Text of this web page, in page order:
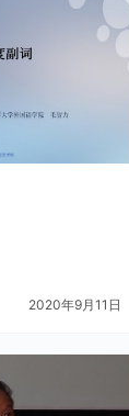
2020年9月11日